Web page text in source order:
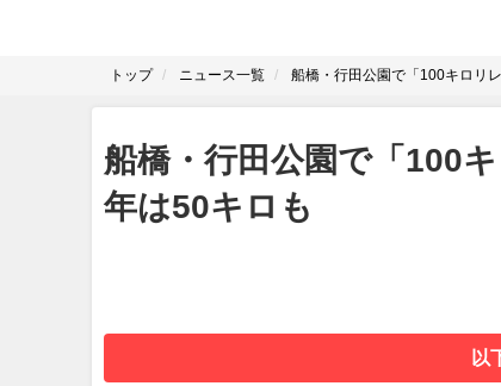
トップ ニュース一覧 船橋・行田公園で「100キロリ
船橋・行田公園で「100
年は50キロも
以